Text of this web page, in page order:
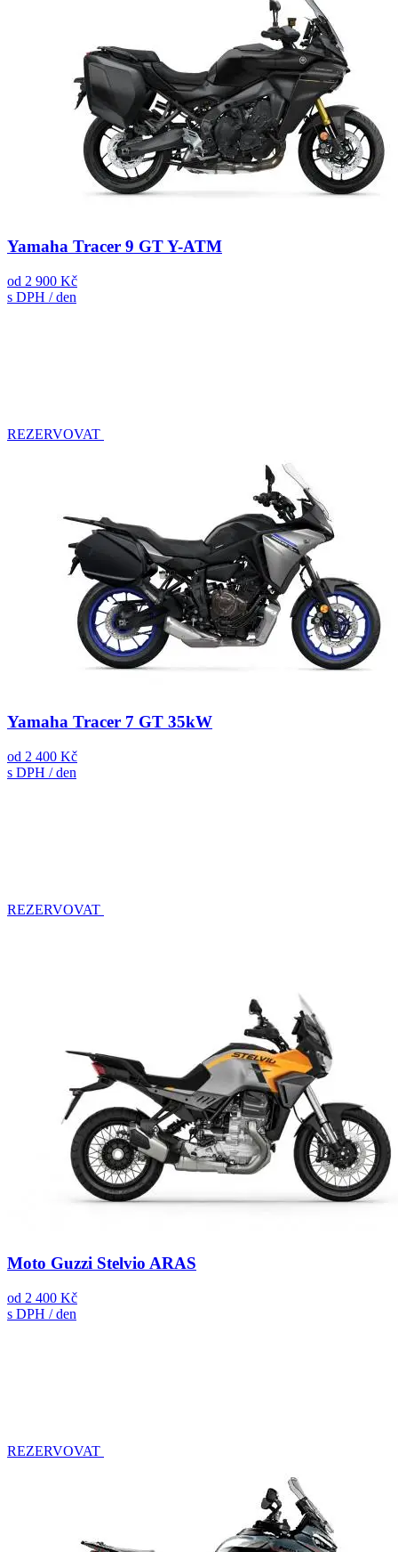
Yamaha Tracer 9 GT Y-ATM
od 2 900 Kč
s DPH / den
REZERVOVAT
Yamaha Tracer 7 GT 35kW
od 2 400 Kč
s DPH / den
REZERVOVAT
Moto Guzzi Stelvio ARAS
od 2 400 Kč
s DPH / den
REZERVOVAT